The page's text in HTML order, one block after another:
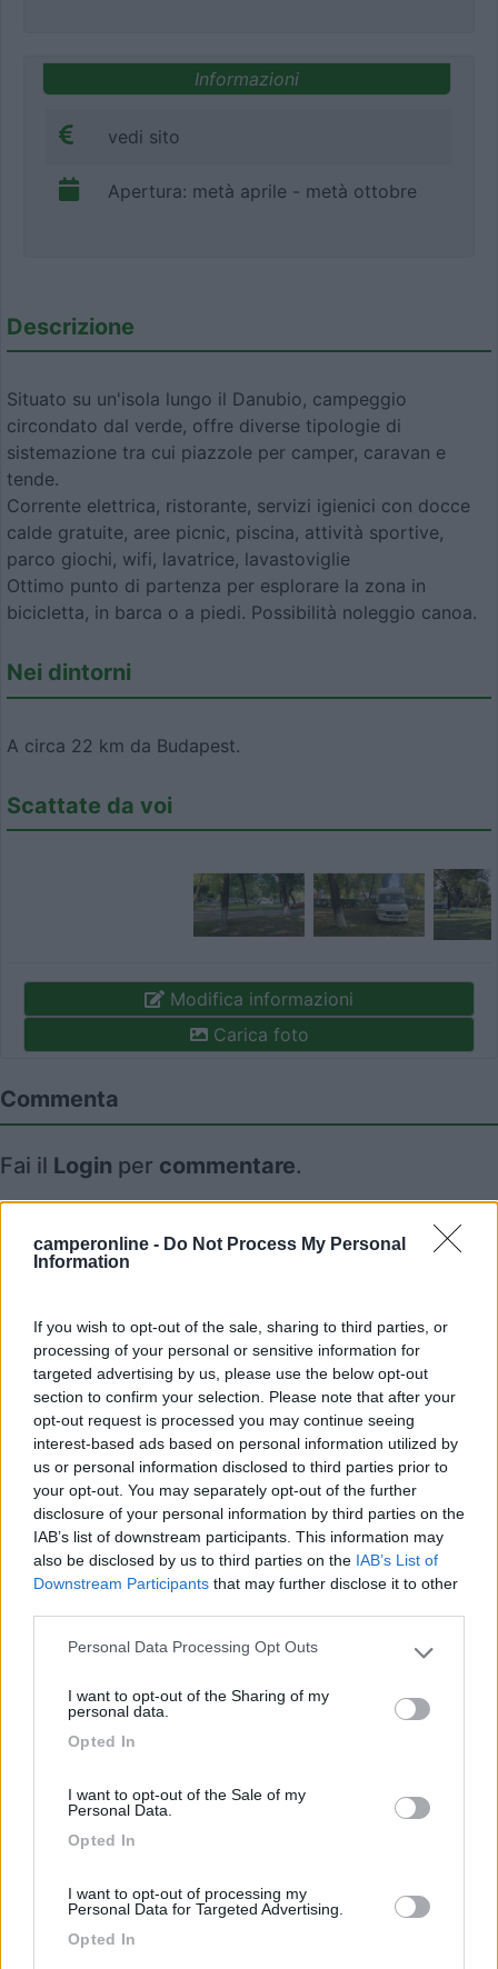
camperonline - Do Not Process My Personal
Information
If you wish to opt-out of the sale, sharing to third parties, or
processing of your personal or sensitive information for
targeted advertising by us, please use the below opt-out
section to confirm your selection. Please note that after your
opt-out request is processed you may continue seeing
interest-based ads based on personal information utilized by
us or personal information disclosed to third parties prior to
your opt-out. You may separately opt-out of the further
disclosure of your personal information by third parties on the
IAB’s list of downstream participants. This information may
also be disclosed by us to third parties on the IAB’s List of
Downstream Participants that may further disclose it to other
Please note that this website/app uses one or more Google
not limited to your visit or usage behaviour. You may click to
use your data for below specified purposes in below Google
Personal Data Processing Opt Outs
I want to opt-out of the Sharing of my
personal data.
Opted In
I want to opt-out of the Sale of my
Personal Data.
Opted In
I want to opt-out of processing my
Personal Data for Targeted Advertising.
Opted In
Informazioni
vedi sito
Apertura: metà aprile - metà ottobre
Descrizione
Situato su un'isola lungo il Danubio, campeggio
circondato dal verde, offre diverse tipologie di
sistemazione tra cui piazzole per camper, caravan e
tende.
Corrente elettrica, ristorante, servizi igienici con docce
calde gratuite, aree picnic, piscina, attività sportive,
parco giochi, wifi, lavatrice, lavastoviglie
Ottimo punto di partenza per esplorare la zona in
bicicletta, in barca o a piedi. Possibilità noleggio canoa.
Nei dintorni
A circa 22 km da Budapest.
Scattate da voi
Modifica informazioni
Carica foto
Commenta
Fai il Login per commentare.
Accessibilità (2) Caratteristiche (2)
Posizione (2)
Prezzo (2)
Servizi (2) Trasporti (2)
Mostra tutto
Omar73 25/08/2024 8:55
Campeggio alle porte di Budapest. Molti posti
ampi all'ombra degli alberi. Carico e scarico un po'
datato. Docce calde. Wifi, possibile raggiungere
Budapest con i mezzi pubblici in un'ora.
Pagamento solo cash, euro o fiorini. Una notte
camper, due adulti e due ragazzi 19700 UHF (circa
Accessibilità Caratteristiche Posizione
Prezzo
Servizi
Trasporti